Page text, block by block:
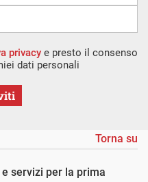
privacy e presto il consenso
dati personali
Torna su
servizi per la prima